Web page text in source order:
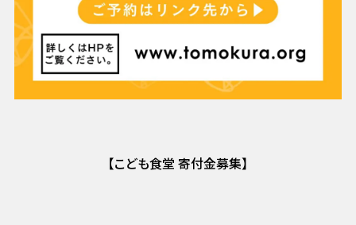
【こども食堂 寄付金募集】